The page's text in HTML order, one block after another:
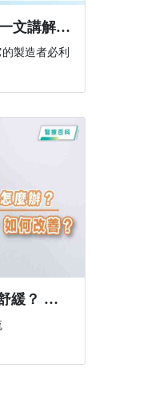
必利勁 (Priligy) 是什麼？ 一文講解達泊西汀 (Dapoxetine) 功效(有效治療早洩)+副作用+購買資訊
製造者必利
胃食道逆流怎麼辦？ 如何舒緩？ 如何改善？